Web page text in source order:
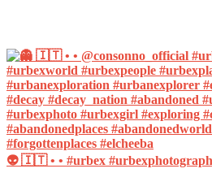
👽 🇮🇹 • • #urbex